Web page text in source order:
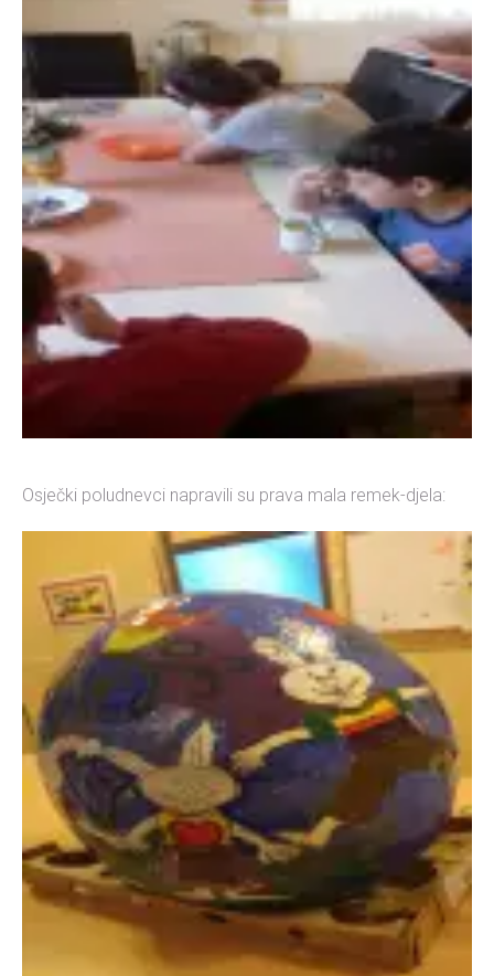
Osječki poludnevci napravili su prava mala remek-djela: